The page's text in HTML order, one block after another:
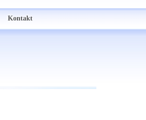
Kontakt